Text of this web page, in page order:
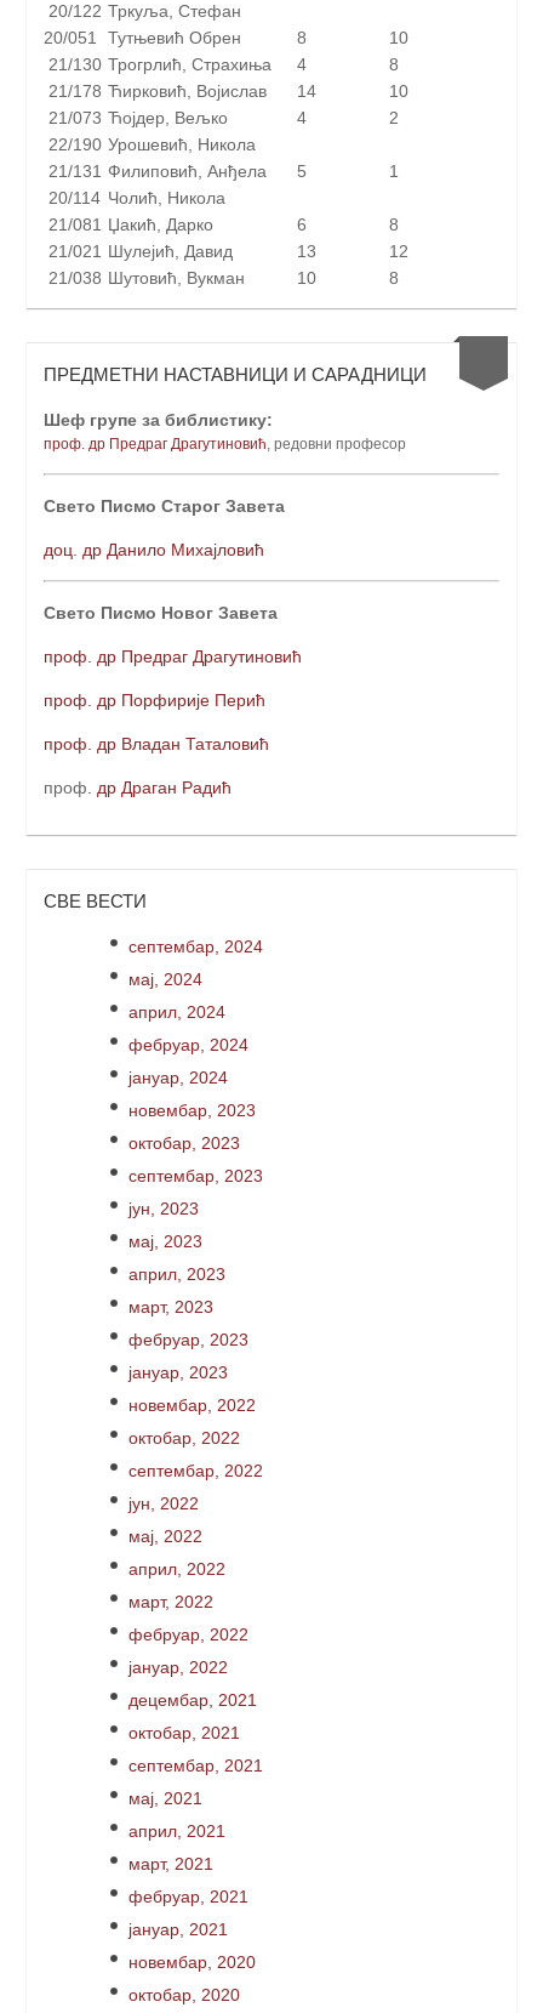
20/122 Тркуља, Стефан
20/051
Тутњевић Обрен 8
10
21/130 Трогрлић, Страхиња 4
8
21/178 Ћирковић, Војислав 14
10
21/073 Ћојдер, Вељко 4
2
22/190 Урошевић, Никола
21/131 Филиповић, Анђела 5
1
20/114 Чолић, Никола
21/081 Џакић, Дарко 6
8
21/021 Шулејић, Давид 13
12
21/038 Шутовић, Вукман 10 8
ПРЕДМЕТНИ НАСТАВНИЦИ И САРАДНИЦИ
Шеф групе за библистику:
проф. др Предраг Драгутиновић, редовни професор
Свето Писмо Старог Завета
доц. др Данило Михајловић
Свето Писмо Новог Завета
проф. др Предраг Драгутиновић
проф. др Порфирије Перић
проф. др Владан Таталовић
проф . др Драган Радић
СВЕ ВЕСТИ
септембар, 2024
мај, 2024
април, 2024
фебруар, 2024
јануар, 2024
новембар, 2023
октобар, 2023
септембар, 2023
јун, 2023
мај, 2023
април, 2023
март, 2023
фебруар, 2023
јануар, 2023
новембар, 2022
октобар, 2022
септембар, 2022
јун, 2022
мај, 2022
април, 2022
март, 2022
фебруар, 2022
јануар, 2022
децембар, 2021
октобар, 2021
септембар, 2021
мај, 2021
април, 2021
март, 2021
фебруар, 2021
јануар, 2021
новембар, 2020
октобар, 2020